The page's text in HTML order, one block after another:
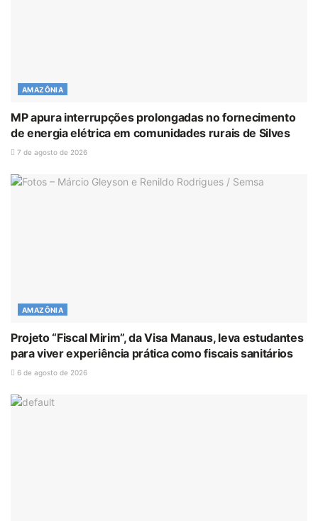
AMAZÔNIA
MP apura interrupções prolongadas no fornecimento
de energia elétrica em comunidades rurais de Silves
7 de agosto de 2026
AMAZÔNIA
Projeto “Fiscal Mirim”, da Visa Manaus, leva estudantes
para viver experiência prática como fiscais sanitários
6 de agosto de 2026